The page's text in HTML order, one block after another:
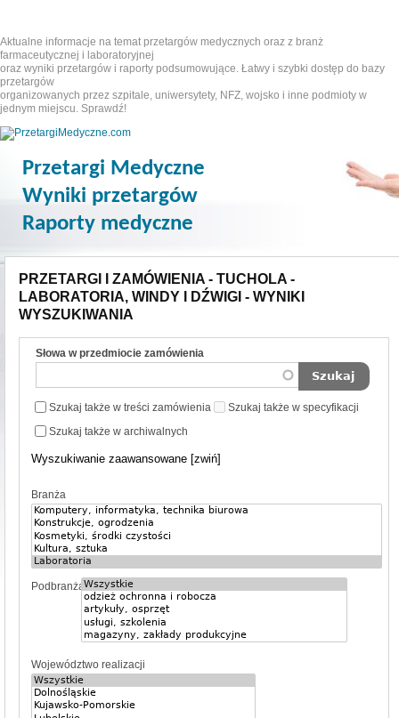
Aktualne informacje na temat przetargów medycznych oraz z branż
farmaceutycznej i laboratoryjnej
oraz wyniki przetargów i raporty podsumowujące. Łatwy i szybki dostęp do bazy
przetargów
organizowanych przez szpitale, uniwersytety, NFZ, wojsko i inne podmioty w
jednym miejscu. Sprawdź!
Przetargi Medyczne
Wyniki przetargów
Raporty medyczne
PRZETARGI I ZAMÓWIENIA - TUCHOLA -
LABORATORIA, WINDY I DŹWIGI - WYNIKI
WYSZUKIWANIA
Słowa w przedmiocie zamówienia
Szukaj także w treści zamówienia
Szukaj także w specyfikacji
Szukaj także w archiwalnych
Wyszukiwanie zaawansowane [zwiń]
Branża
Podbranża
Województwo realizacji